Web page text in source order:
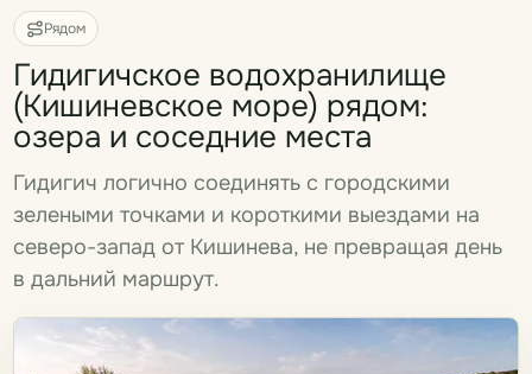
Рядом
Гидигичское водохранилище
(Кишиневское море) рядом:
озера и соседние места
Гидигич логично соединять с городскими
зелеными точками и короткими выездами на
северо-запад от Кишинева, не превращая день
в дальний маршрут.